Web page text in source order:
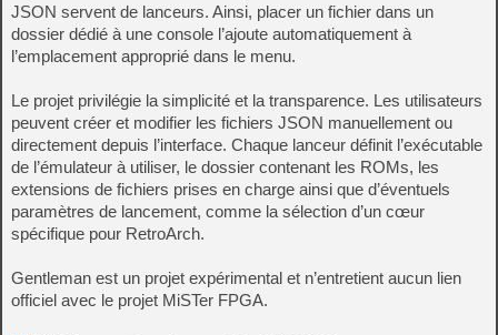
JSON servent de lanceurs. Ainsi, placer un fichier dans un
dossier dédié à une console l’ajoute automatiquement à
l’emplacement approprié dans le menu.
Le projet privilégie la simplicité et la transparence. Les utilisateurs
peuvent créer et modifier les fichiers JSON manuellement ou
directement depuis l’interface. Chaque lanceur définit l’exécutable
de l’émulateur à utiliser, le dossier contenant les ROMs, les
extensions de fichiers prises en charge ainsi que d’éventuels
paramètres de lancement, comme la sélection d’un cœur
spécifique pour RetroArch.
Gentleman est un projet expérimental et n’entretient aucun lien
officiel avec le projet MiSTer FPGA.